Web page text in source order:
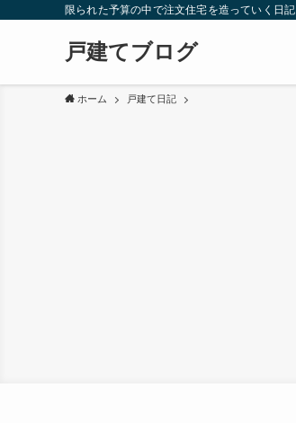
限られた予算の中で注文住宅を造っていく日記
戸建てブログ
ホーム 戸建て日記